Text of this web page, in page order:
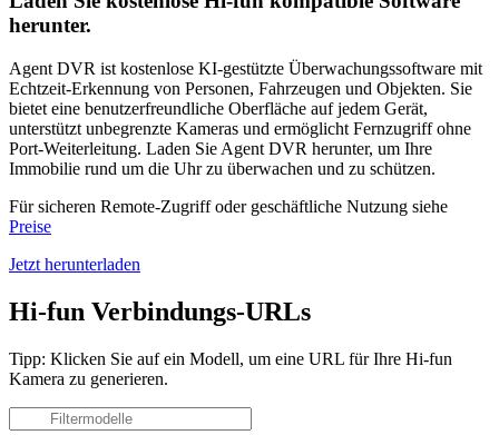
herunter.
Agent DVR ist kostenlose KI-gestützte Überwachungssoftware mit
Echtzeit-Erkennung von Personen, Fahrzeugen und Objekten. Sie
bietet eine benutzerfreundliche Oberfläche auf jedem Gerät,
unterstützt unbegrenzte Kameras und ermöglicht Fernzugriff ohne
Port-Weiterleitung. Laden Sie Agent DVR herunter, um Ihre
Immobilie rund um die Uhr zu überwachen und zu schützen.
Für sicheren Remote-Zugriff oder geschäftliche Nutzung siehe
Preise
Jetzt herunterladen
Hi-fun Verbindungs-URLs
Tipp: Klicken Sie auf ein Modell, um eine URL für Ihre Hi-fun
Kamera zu generieren.